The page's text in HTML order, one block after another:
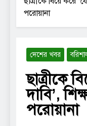
পরোয়ানা
দেশের খবর
ছাত্রীকে
দাবি’,
পরোয়ানা